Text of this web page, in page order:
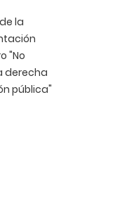
la
"No
derecha
pública"